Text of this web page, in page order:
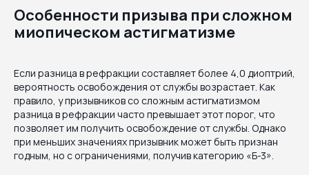
Особенности призыва при сложном
миопическом астигматизме
Если разница в рефракции составляет более 4,0 диоптрий,
вероятность освобождения от службы возрастает. Как
правило, у призывников со сложным астигматизмом
разница в рефракции часто превышает этот порог, что
позволяет им получить освобождение от службы. Однако
при меньших значениях призывник может быть признан
годным, но с ограничениями, получив категорию «Б-3».